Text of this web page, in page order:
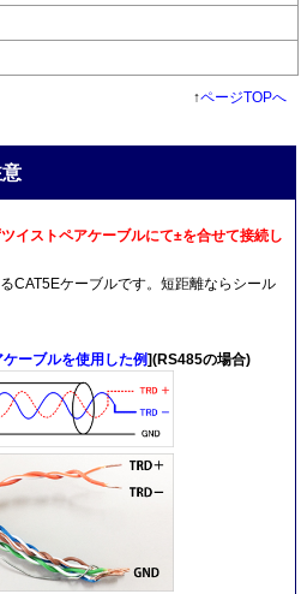
↑ページTOPへ
イストペアケーブルにて±を合せて接続し
CAT5Eケーブルです。短距離ならシール
ーブルを使用した例](RS485の場合)